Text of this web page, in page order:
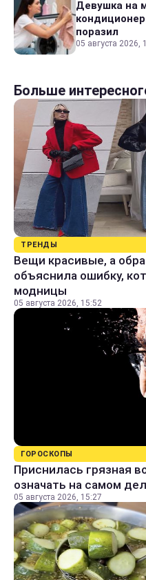
Девушка на
поразил
05 августа 2026,
Больше
ТРЕНДЫ
Вещи красивые, а
объяснила ошибку,
модницы
05 августа 2026, 15:52
ГОРОСКОПЫ
Приснилась грязная
означать на самом
05 августа 2026, 15:27